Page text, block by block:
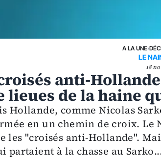
A LA UNE›
LE
18
anti-
de la haine
Hollande, comme Nicolas
en un chemin de croix. Le
les "croisés anti-Hollande".
partaient à la chasse au